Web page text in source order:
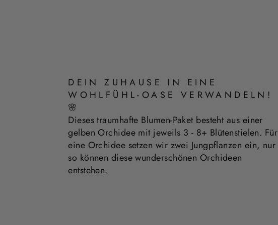
DEIN ZUHAUSE IN EINE
WOHLFÜHL-OASE VERWANDELN!
🌸
Dieses traumhafte Blumen-Paket besteht aus einer
gelben Orchidee mit jeweils 3 - 8+ Blütenstielen. Für
eine Orchidee setzen wir zwei Jungpflanzen ein, nur
so können diese wunderschönen Orchideen
entstehen.